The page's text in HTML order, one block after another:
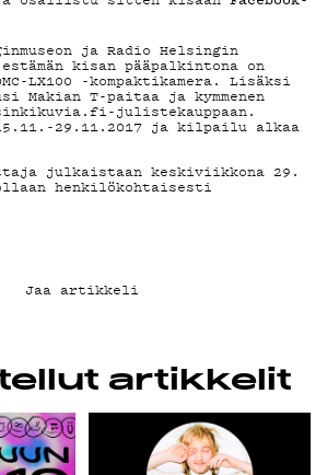
ja Radio Helsingin
kisan pääpalkintona on
LX100 -kompaktikamera. Lisäksi
Makian T-paitaa ja kymmenen
julistekauppaan.
29.11.2017 ja kilpailu alkaa
julkaistaan keskiviikkona 29.
henkilökohtaisesti
Jaa artikkeli
artikkelit